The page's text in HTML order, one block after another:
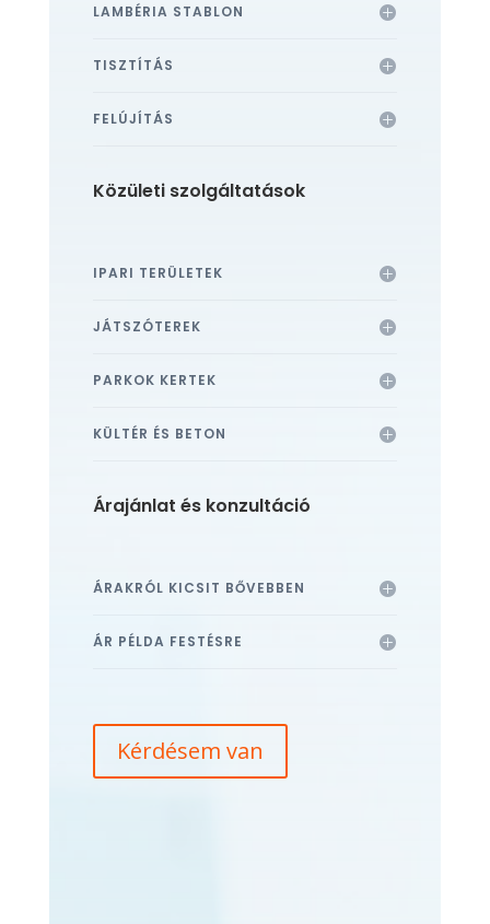
LAMBÉRIA STABLON
TISZTÍTÁS
FELÚJÍTÁS
Közületi szolgáltatások
IPARI TERÜLETEK
JÁTSZÓTEREK
PARKOK KERTEK
KÜLTÉR ÉS BETON
Árajánlat és konzultáció
ÁRAKRÓL KICSIT BŐVEBBEN
ÁR PÉLDA FESTÉSRE
Kérdésem van